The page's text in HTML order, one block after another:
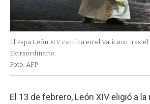
El Papa León XIV camina en el Vaticano tras
Extraordinario.
Foto: AFP
El 13 de febrero, León XIV eligió a la